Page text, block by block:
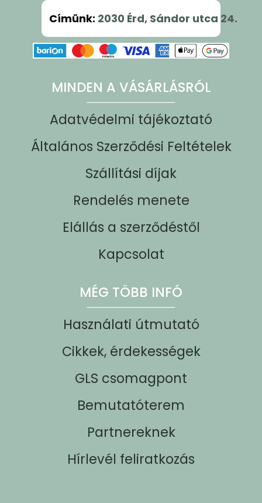
MINDEN A VÁSÁRLÁSRÓL
Adatvédelmi tájékoztató
Általános Szerződési Feltételek
Szállítási díjak
Rendelés menete
Elállás a szerződéstől
Kapcsolat
MÉG TÖBB INFÓ
Használati útmutató
Cikkek, érdekességek
GLS csomagpont
Bemutatóterem
Partnereknek
Hírlevél feliratkozás
Címünk: 2030 Érd, Sándor utca 24.